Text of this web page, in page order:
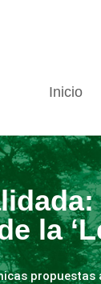
Inicio
la
propuestas